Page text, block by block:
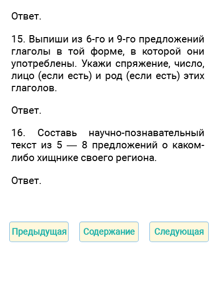
Ответ.
15. Выпиши из 6-го и 9-го предложений
глаголы в той форме, в которой они
употреблены. Укажи спряжение, число,
лицо (если есть) и род (если есть) этих
глаголов.
Ответ.
16. Составь научно-познавательный
текст из 5 — 8 предложений о каком-
либо хищнике своего региона.
Ответ.
Предыдущая Содержание Следующая